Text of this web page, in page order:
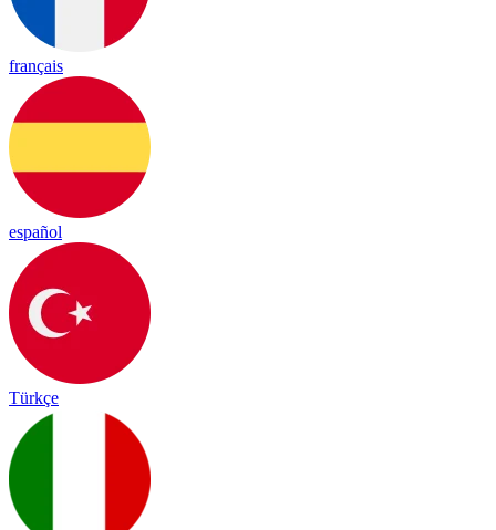
français
español
Türkçe